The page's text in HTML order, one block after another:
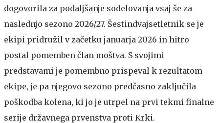
dogovorila za podaljšanje sodelovanja vsaj še za
naslednjo sezono 2026/27. Šestindvajsetletnik se je
ekipi pridružil v začetku januarja 2026 in hitro
postal pomemben član moštva. S svojimi
predstavami je pomembno prispeval k rezultatom
ekipe, je pa njegovo sezono predčasno zaključila
poškodba kolena, ki jo je utrpel na prvi tekmi finalne
serije državnega prvenstva proti Krki.